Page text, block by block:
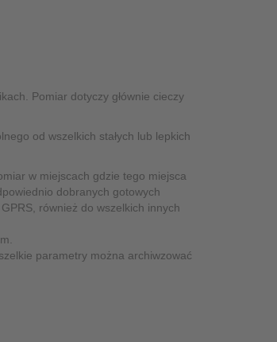
Pomiar dotyczy głównie cieczy
od wszelkich stałych lub lepkich
w miejscach gdzie tego miejsca
dobranych gotowych
również do wszelkich innych
parametry można archiwzować